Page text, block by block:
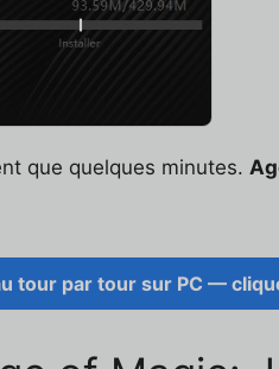
que quelques minutes.
tour par tour sur PC —